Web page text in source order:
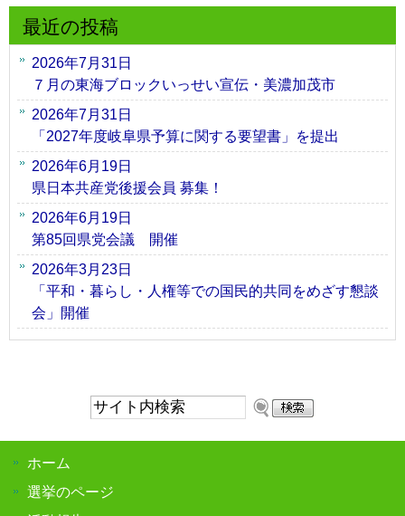
最近の投稿
2026年7月31日
７月の東海ブロックいっせい宣伝・美濃加茂市
2026年7月31日
「2027年度岐阜県予算に関する要望書」を提出
2026年6月19日
県日本共産党後援会員 募集！
2026年6月19日
第85回県党会議 開催
2026年3月23日
「平和・暮らし・人権等での国民的共同をめざす懇談
会」開催
サ
検
ホーム
選挙のページ